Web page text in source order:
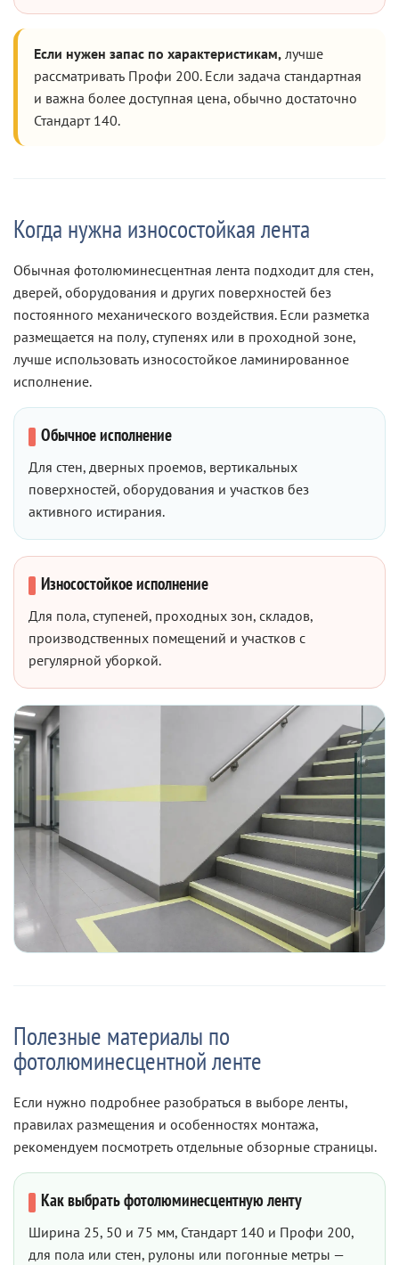
Если нужен запас по характеристикам, лучше
рассматривать Профи 200. Если задача стандартная
и важна более доступная цена, обычно достаточно
Стандарт 140.
Когда нужна износостойкая лента
Обычная фотолюминесцентная лента подходит для стен,
дверей, оборудования и других поверхностей без
постоянного механического воздействия. Если разметка
размещается на полу, ступенях или в проходной зоне,
лучше использовать износостойкое ламинированное
исполнение.
Обычное исполнение
Для стен, дверных проемов, вертикальных
поверхностей, оборудования и участков без
активного истирания.
Износостойкое исполнение
Для пола, ступеней, проходных зон, складов,
производственных помещений и участков с
регулярной уборкой.
Полезные материалы по
фотолюминесцентной ленте
Если нужно подробнее разобраться в выборе ленты,
правилах размещения и особенностях монтажа,
рекомендуем посмотреть отдельные обзорные страницы.
Как выбрать фотолюминесцентную ленту
Ширина 25, 50 и 75 мм, Стандарт 140 и Профи 200,
для пола или стен, рулоны или погонные метры —